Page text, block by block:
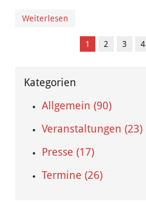
Weiterlesen
1 2 3 4
Kategorien
Allgemein (90)
Veranstaltungen (23)
Presse (17)
Termine (26)